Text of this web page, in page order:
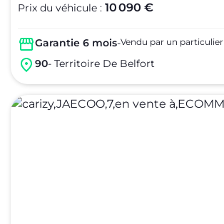
Prix du véhicule : 10 090 €
Garantie 6 mois-Vendu par un particulier
90- Territoire De Belfort